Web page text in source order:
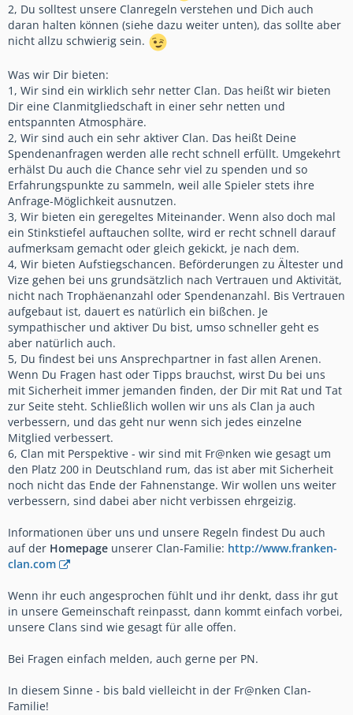
2, Du solltest unsere Clanregeln verstehen und Dich auch
daran halten können (siehe dazu weiter unten), das sollte aber
nicht allzu schwierig sein.
Was wir Dir bieten:
1, Wir sind ein wirklich sehr netter Clan. Das heißt wir bieten
Dir eine Clanmitgliedschaft in einer sehr netten und
entspannten Atmosphäre.
2, Wir sind auch ein sehr aktiver Clan. Das heißt Deine
Spendenanfragen werden alle recht schnell erfüllt. Umgekehrt
erhälst Du auch die Chance sehr viel zu spenden und so
Erfahrungspunkte zu sammeln, weil alle Spieler stets ihre
Anfrage-Möglichkeit ausnutzen.
3, Wir bieten ein geregeltes Miteinander. Wenn also doch mal
ein Stinkstiefel auftauchen sollte, wird er recht schnell darauf
aufmerksam gemacht oder gleich gekickt, je nach dem.
4, Wir bieten Aufstiegschancen. Beförderungen zu Ältester und
Vize gehen bei uns grundsätzlich nach Vertrauen und Aktivität,
nicht nach Trophäenanzahl oder Spendenanzahl. Bis Vertrauen
aufgebaut ist, dauert es natürlich ein bißchen. Je
sympathischer und aktiver Du bist, umso schneller geht es
aber natürlich auch.
5, Du findest bei uns Ansprechpartner in fast allen Arenen.
Wenn Du Fragen hast oder Tipps brauchst, wirst Du bei uns
mit Sicherheit immer jemanden finden, der Dir mit Rat und Tat
zur Seite steht. Schließlich wollen wir uns als Clan ja auch
verbessern, und das geht nur wenn sich jedes einzelne
Mitglied verbessert.
6, Clan mit Perspektive - wir sind mit Fr@nken wie gesagt um
den Platz 200 in Deutschland rum, das ist aber mit Sicherheit
noch nicht das Ende der Fahnenstange. Wir wollen uns weiter
verbessern, sind dabei aber nicht verbissen ehrgeizig.
Informationen über uns und unsere Regeln findest Du auch
auf der Homepage unserer Clan-Familie: http://www.franken-
clan.com
Wenn ihr euch angesprochen fühlt und ihr denkt, dass ihr gut
in unsere Gemeinschaft reinpasst, dann kommt einfach vorbei,
unsere Clans sind wie gesagt für alle offen.
Bei Fragen einfach melden, auch gerne per PN.
In diesem Sinne - bis bald vielleicht in der Fr@nken Clan-
Familie!